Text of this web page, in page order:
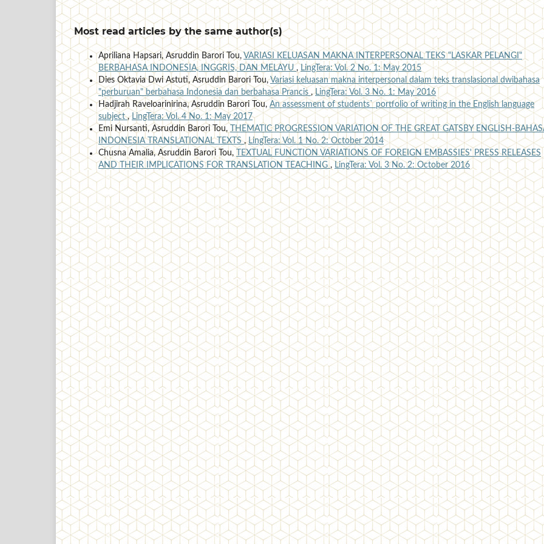
Most read articles by the same author(s)
Apriliana Hapsari, Asruddin Barori Tou, VARIASI KELUASAN MAKNA INTERPERSONAL TEKS "LASKAR PELANGI"
BERBAHASA INDONESIA, INGGRIS, DAN MELAYU , LingTera: Vol. 2 No. 1: May 2015
Dies Oktavia Dwi Astuti, Asruddin Barori Tou,Variasi keluasan makna interpersonal dalam teks translasional dwibahasa
"perburuan" berbahasa Indonesia dan berbahasa Prancis ,LingTera: Vol. 3 No. 1: May 2016
Hadjirah Raveloarinirina, Asruddin Barori Tou, An assessment of students` portfolio of writing in the English language
subject,LingTera: Vol. 4 No. 1: May 2017
Emi Nursanti, Asruddin Barori Tou, THEMATIC PROGRESSION VARIATION OF THE GREAT GATSBY ENGLISH-
INDONESIA TRANSLATIONAL TEXTS, LingTera: Vol. 1 No. 2: October 2014
Chusna Amalia, Asruddin Barori Tou,
TEXTUAL FUNCTION VARIATIONS OF FOREIGN EMBASSIES' PRESS RELEASES
AND THEIR IMPLICATIONS FOR TRANSLATION TEACHING , LingTera: Vol. 3 No. 2: October 2016